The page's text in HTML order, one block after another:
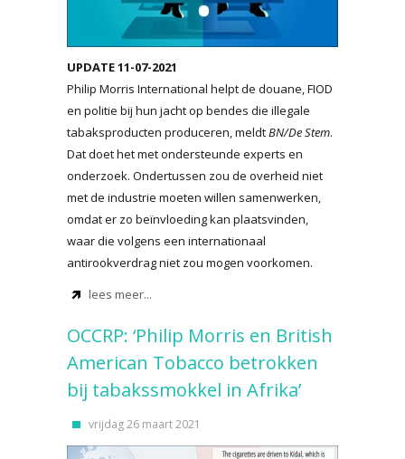
UPDATE 11-07-2021
Philip Morris International helpt de douane, FIOD
en politie bij hun jacht op bendes die illegale
tabaksproducten produceren, meldtBN/De Stem.
Dat doet het met ondersteunde experts en
onderzoek. Ondertussen zou de overheid niet
met de industrie moeten willen samenwerken,
omdat er zo beïnvloeding kan plaatsvinden,
waar die volgens een internationaal
antirookverdrag niet zou mogen voorkomen.
lees meer...
OCCRP: ‘Philip Morris en British
American Tobacco betrokken
bij tabakssmokkel in Afrika’
vrijdag 26 maart 2021